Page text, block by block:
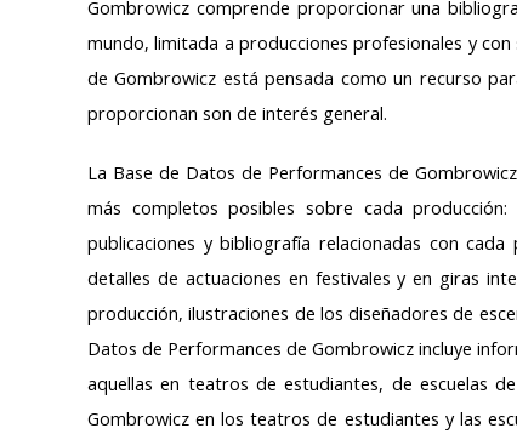
Gombrowicz comprende proporcionar una
mundo, limitada a producciones profesionales y
de Gombrowicz está pensada como un recurso
proporcionan son de interés general.
La Base de Datos de Performances de
más completos posibles sobre cada
publicaciones y bibliografía relacionadas con
detalles de actuaciones en festivales y en giras
producción, ilustraciones de los diseñadores de
Datos de Performances de Gombrowicz incluye
aquellas en teatros de estudiantes, de escuelas
Gombrowicz en los teatros de estudiantes y las